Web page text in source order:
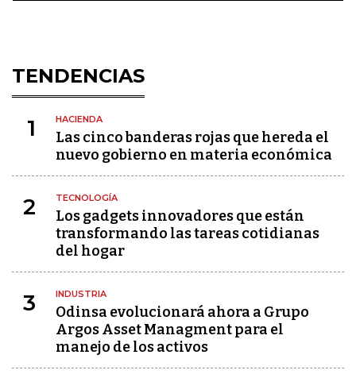
TENDENCIAS
1 HACIENDA
Las cinco banderas rojas que hereda el
nuevo gobierno en materia económica
2 TECNOLOGÍA
Los gadgets innovadores que están
transformando las tareas cotidianas
del hogar
3 INDUSTRIA
Odinsa evolucionará ahora a Grupo
Argos Asset Managment para el
manejo de los activos